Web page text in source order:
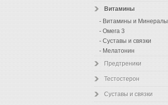
Витамины
- Витамины и Минералы
- Омега 3
- Суставы и связки
- Мелатонин
Предтреники
Тестостерон
Суставы и связки